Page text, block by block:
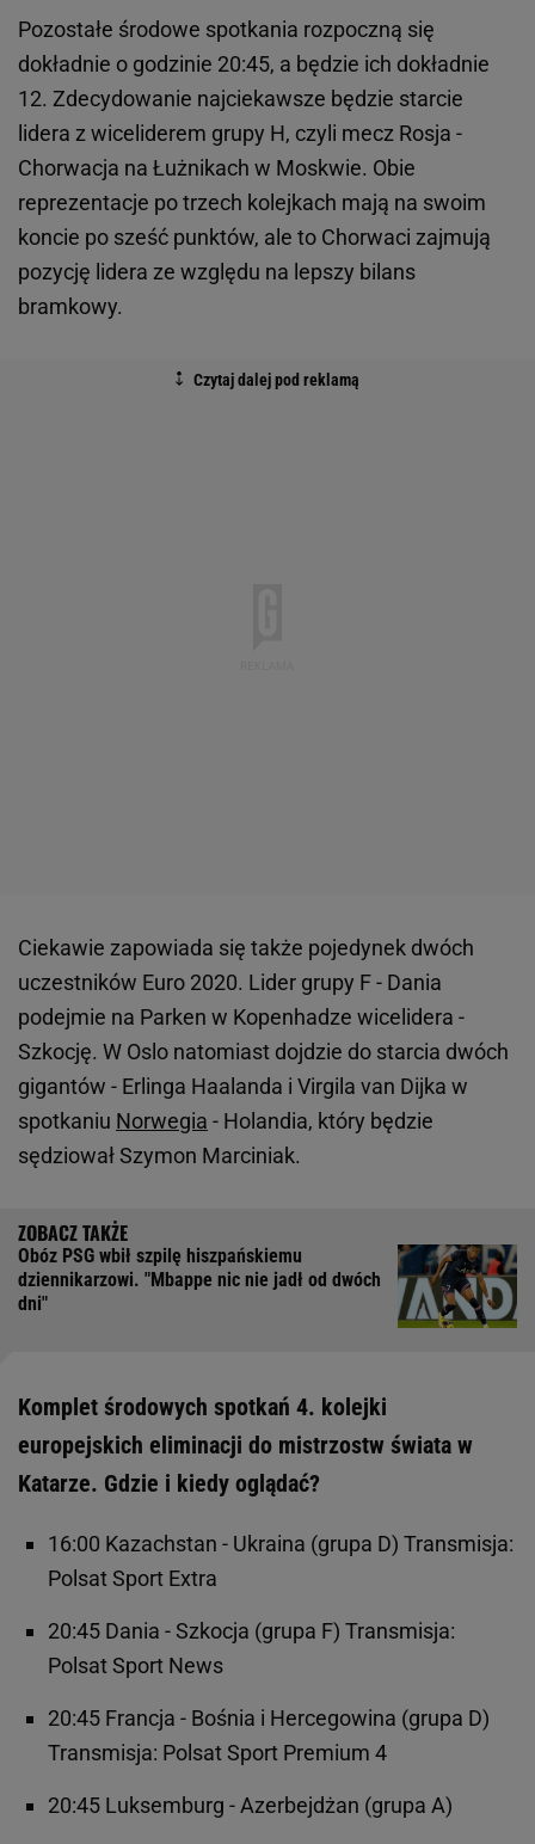
Pozostałe środowe spotkania rozpoczną się
dokładnie o godzinie 20:45, a będzie ich dokładnie
12. Zdecydowanie najciekawsze będzie starcie
lidera z wiceliderem grupy H, czyli mecz Rosja -
Chorwacja na Łużnikach w Moskwie. Obie
reprezentacje po trzech kolejkach mają na swoim
koncie po sześć punktów, ale to Chorwaci zajmują
pozycję lidera ze względu na lepszy bilans
bramkowy.
Ciekawie zapowiada się także pojedynek dwóch
uczestników Euro 2020. Lider grupy F - Dania
podejmie na Parken w Kopenhadze wicelidera -
Szkocję. W Oslo natomiast dojdzie do starcia dwóch
gigantów - Erlinga Haalanda i Virgila van Dijka w
spotkaniu Norwegia - Holandia, który będzie
sędziował Szymon Marciniak.
Obóz PSG wbił szpilę hiszpańskiemu
dziennikarzowi. "Mbappe nic nie jadł od dwóch
dni"
Komplet środowych spotkań 4. kolejki
europejskich eliminacji do mistrzostw świata w
Katarze. Gdzie i kiedy oglądać?
16:00 Kazachstan - Ukraina (grupa D) Transmisja:
Polsat Sport Extra
20:45 Dania - Szkocja (grupa F) Transmisja:
Polsat Sport News
20:45 Francja - Bośnia i Hercegowina (grupa D)
Transmisja: Polsat Sport Premium 4
20:45 Luksemburg - Azerbejdżan (grupa A)